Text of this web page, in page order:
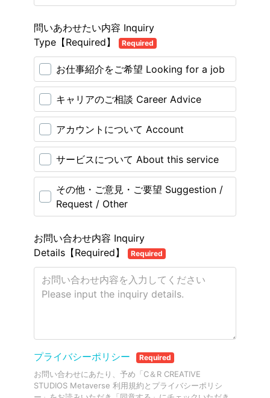
問いあわせたい内容 Inquiry
Type【Required】
Required
お仕事紹介をご希望 Looking for a job
キャリアのご相談 Career Advice
アカウントについて Account
サービスについて About this service
その他・ご意見・ご要望 Suggestion /
Request / Other
お問い合わせ内容 Inquiry
Details【Required】
Required
プライバシーポリシー Required
お問い合わせにあたり、予め「C＆R CREATIVE
STUDIOS Metaverse 利用規約とプライバシーポリシ